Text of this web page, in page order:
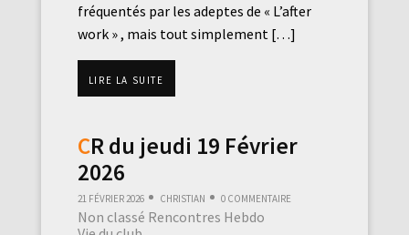
fréquentés par les adeptes de « L’after
work » , mais tout simplement […]
Lire la suite
CR du jeudi 19 Février
2026
21 février 2026 Christian
0 commentaire
Non classé Rencontres Hebdo